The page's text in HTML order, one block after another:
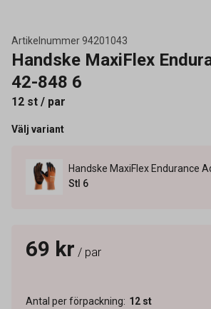
Artikelnummer94201043
Handske MaxiFlex
42-848 6
12 st / par
Välj variant
Stl 6
69 kr / par
Antal per förpackning: 12 st